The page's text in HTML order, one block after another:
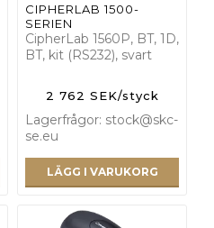
CIPHERLAB 1500-
SERIEN
CipherLab 1560P, BT, 1D,
BT, kit (RS232), svart
2 762 SEK/styck
Lagerfrågor: stock@skc-
se.eu
LÄGG I VARUKORG